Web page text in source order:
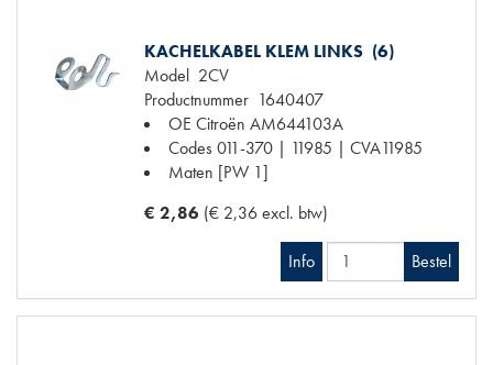
KACHELKABEL KLEM LINKS (6)
Model 2CV
Productnummer 1640407
OE Citroën AM644103A
Codes011-370 | 11985 | CVA11985
Maten [PW 1]
€ 2,86 (€ 2,36 excl. btw)
Info Bestel